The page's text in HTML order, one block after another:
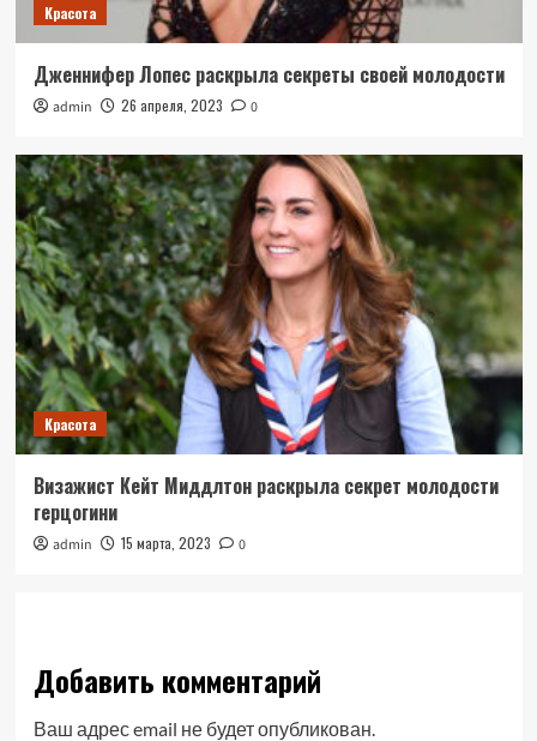
Красота
Дженнифер Лопес раскрыла секреты своей молодости
admin 26 апреля, 2023 0
Красота
Визажист Кейт Миддлтон раскрыла секрет молодости
герцогини
admin 15 марта, 2023 0
Добавить комментарий
Ваш адрес email не будет опубликован.